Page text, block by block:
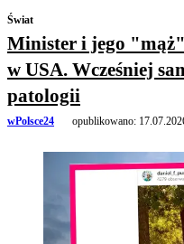
Świat
Minister i jego
w USA. Wcześniej
patologii
wPolsce24 opublikowano: